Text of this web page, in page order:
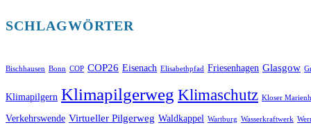
SCHLAGWÖRTER
Bischhausen Bonn COP COP26 Eisenach Elisabethpfad Friesenhagen Glasgow
Klimapilgern Klimapilgerweg Klimaschutz Kloser
Verkehrswende Virtueller Pilgerweg Waldkappel Wartburg Wasserkraftwerk